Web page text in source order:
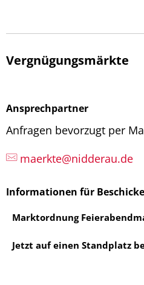
Vergnügungsmärkte
Ansprechpartner
Anfragen bevorzugt per
maerkte@nidderau.de
Informationen für
Marktordnung
Jetzt auf einen Standplatz